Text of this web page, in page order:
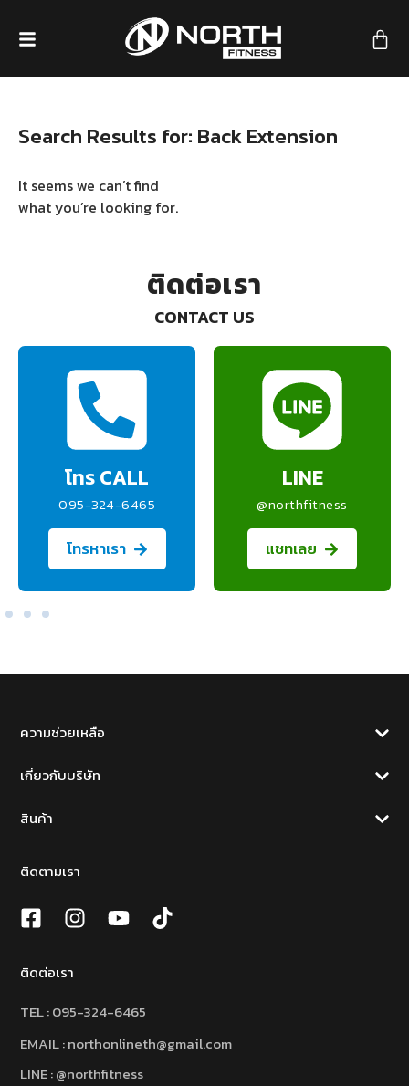
Search Results for: Back Extension
It seems we can’t find
what you’re looking for.
CONTACT US
ติดต่อเรา
095-324-6465
โทร CALL
โทรหาเรา
@northfitness
LINE
แชทเลย
ความช่วยเหลือ
เกี่ยวกับบริษัท
สินค้า
ติดตามเรา
ติดต่อเรา
TEL :095-324-6465
EMAIL : northonlineth@gmail.com
LINE : @northfitness